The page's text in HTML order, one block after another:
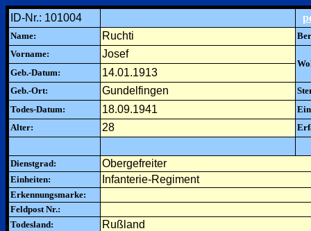
ID-Nr.: 101004
Name: Ruchti
Vorname:
Josef
Geb.-Datum:
14.01.1913
Geb.-Ort: Gundelfingen
Todes-Datum:
18.09.1941
Alter:
28
Dienstgrad: Obergefreiter
Einheiten: Infanterie-Regiment
Erkennungsmarke:
Feldpost Nr.:
Todesland:
Rußland